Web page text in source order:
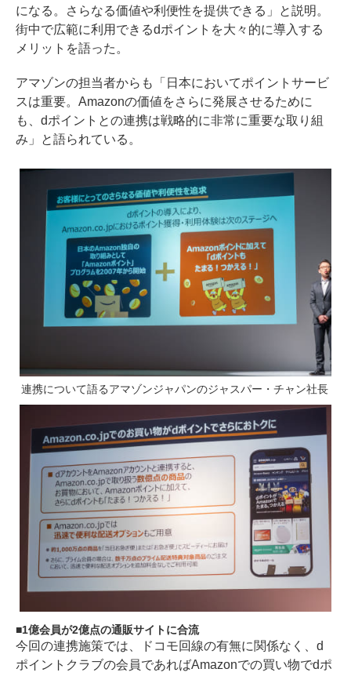
になる。さらなる価値や利便性を提供できる」と説明。
街中で広範に利用できるdポイントを大々的に導入する
メリットを語った。
アマゾンの担当者からも「日本においてポイントサービ
スは重要。Amazonの価値をさらに発展させるために
も、dポイントとの連携は戦略的に非常に重要な取り組
み」と語られている。
連携について語るアマゾンジャパンのジャスパー・チャン社長
1億会員が2億点の通販サイトに合流
今回の連携施策では、ドコモ回線の有無に関係なく、d
ポイントクラブの会員であればAmazonでの買い物でdポ